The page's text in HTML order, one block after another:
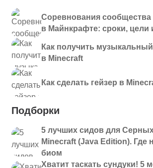
Соревнования сообщества
в Майнкрафте: сроки, цели
Как получить
в Minecraft
Как сделать гейзер в
Подборки
5 лучших сидов для
Minecraft (Java Edition). Где
биом
Хватит таскать сундуки! 5